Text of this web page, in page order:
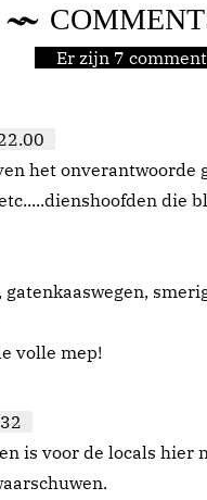
Er zijn 7
het onverantwoorde
die
volle mep!
is voor de locals hier